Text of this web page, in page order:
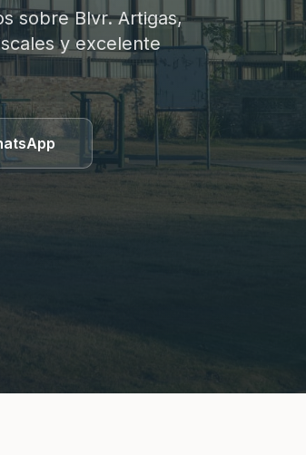
sobre Blvr. Artigas,
y excelente